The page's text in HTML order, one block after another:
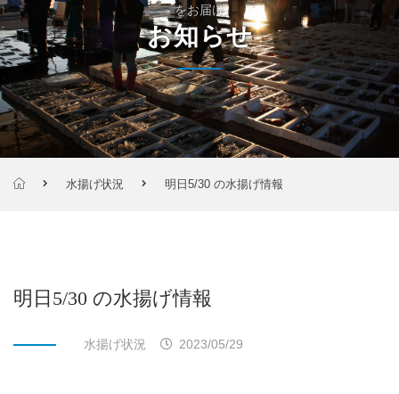
をお届け
お知らせ
水揚げ状況 明日5/30 の水揚げ情報
明日5/30 の水揚げ情報
水揚げ状況 2023/05/29